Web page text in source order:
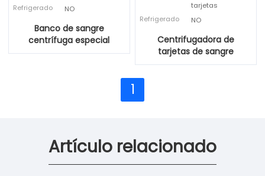
Refrigerado
NO
Banco de sangre
centrífuga especial
tarjetas
Refrigerado
NO
Centrifugadora de
tarjetas de sangre
1
Artículo relacionado